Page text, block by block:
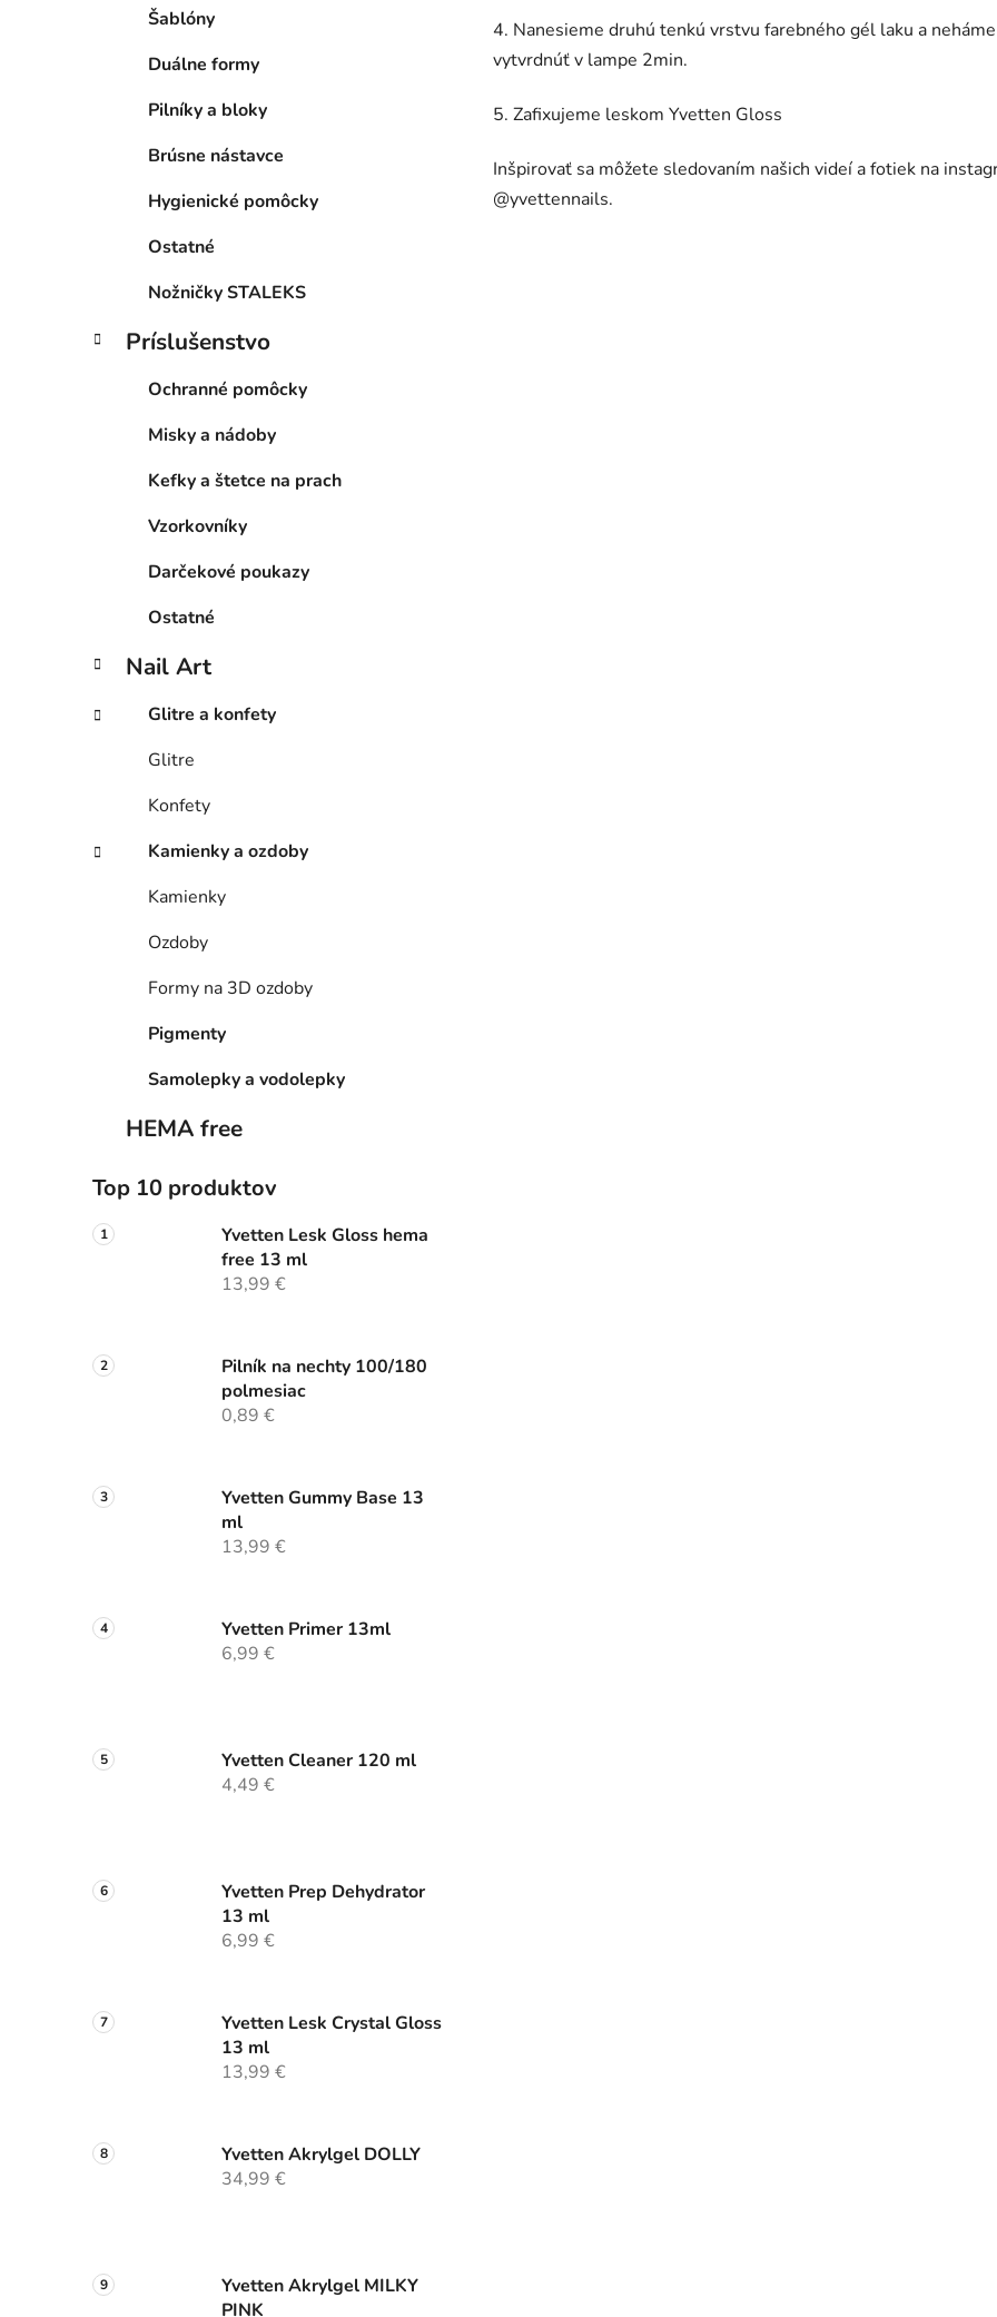
Šablóny
Duálne formy
Pilníky a bloky
Brúsne nástavce
Hygienické pomôcky
Ostatné
Nožničky STALEKS
Príslušenstvo
Ochranné pomôcky
Misky a nádoby
Kefky a štetce na prach
Vzorkovníky
Darčekové poukazy
Ostatné
Nail Art
Glitre a konfety
Glitre
Konfety
Kamienky a ozdoby
Kamienky
Ozdoby
Formy na 3D ozdoby
Pigmenty
Samolepky a vodolepky
HEMA free
Top 10 produktov
Yvetten Lesk Gloss hema
free 13 ml
13,99 €
Pilník na nechty 100/180
polmesiac
0,89 €
Yvetten Gummy Base 13
ml
13,99 €
Yvetten Primer 13ml
6,99 €
Yvetten Cleaner 120 ml
4,49 €
Yvetten Prep Dehydrator
13 ml
6,99 €
Yvetten Lesk Crystal Gloss
13 ml
13,99 €
Yvetten Akrylgel DOLLY
34,99 €
Yvetten Akrylgel MILKY
PINK
4. Nanesieme druhú tenkú vrstvu farebného gél laku a neháme
vytvrdnúť v lampe 2min.
5. Zafixujeme leskom Yvetten Gloss
Inšpirovať sa môžete sledovaním našich videí a fotiek na
@yvettennails.